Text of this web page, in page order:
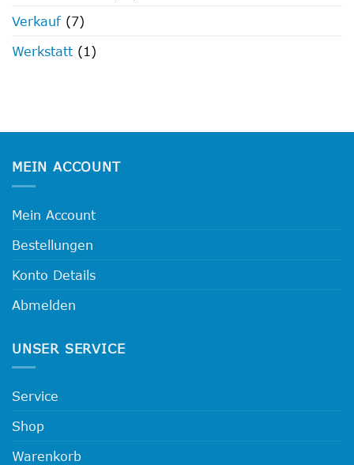
Verkauf(7)
Werkstatt (1)
MEIN ACCOUNT
Mein Account
Bestellungen
Konto Details
Abmelden
UNSER SERVICE
Service
Shop
Warenkorb